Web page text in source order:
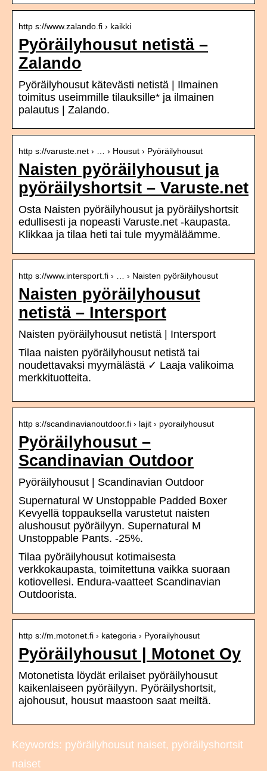
http s://www.zalando.fi › kaikki
Pyöräilyhousut netistä –
Zalando
Pyöräilyhousut kätevästi netistä | Ilmainen
toimitus useimmille tilauksille* ja ilmainen
palautus | Zalando.
http s://varuste.net › … › Housut › Pyöräilyhousut
Naisten pyöräilyhousut ja
pyöräilyshortsit – Varuste.net
Osta Naisten pyöräilyhousut ja pyöräilyshortsit
edullisesti ja nopeasti Varuste.net -kaupasta.
Klikkaa ja tilaa heti tai tule myymäläämme.
http s://www.intersport.fi › … › Naisten pyöräilyhousut
Naisten pyöräilyhousut
netistä – Intersport
Naisten pyöräilyhousut netistä | Intersport
Tilaa naisten pyöräilyhousut netistä tai
noudettavaksi myymälästä ✓ Laaja valikoima
merkkituotteita.
http s://scandinavianoutdoor.fi › lajit › pyorailyhousut
Pyöräilyhousut –
Scandinavian Outdoor
Pyöräilyhousut | Scandinavian Outdoor
Supernatural W Unstoppable Padded Boxer
Kevyellä toppauksella varustetut naisten
alushousut pyöräilyyn. Supernatural M
Unstoppable Pants. -25%.
Tilaa pyöräilyhousut kotimaisesta
verkkokaupasta, toimitettuna vaikka suoraan
kotiovellesi. Endura-vaatteet Scandinavian
Outdoorista.
http s://m.motonet.fi › kategoria › Pyorailyhousut
Pyöräilyhousut | Motonet Oy
Motonetista löydät erilaiset pyöräilyhousut
kaikenlaiseen pyöräilyyn. Pyöräilyshortsit,
ajohousut, housut maastoon saat meiltä.
Keywords: pyöräilyhousut naiset, pyöräilyshortsit
naiset